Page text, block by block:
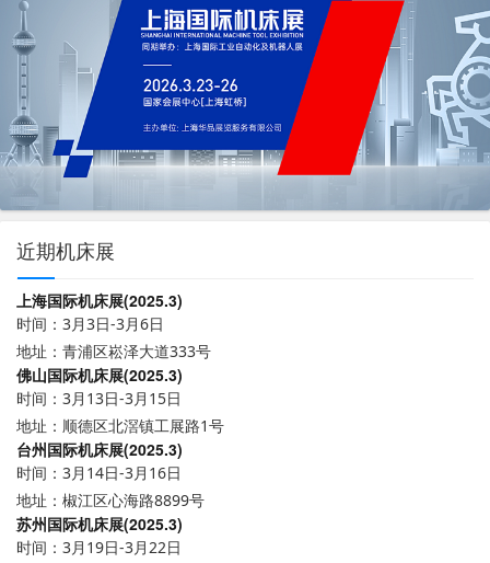
近期机床展
上海国际机床展(2025.3)
时间：3月3日-3月6日
地址：青浦区崧泽大道333号
佛山国际机床展(2025.3)
时间：3月13日-3月15日
地址：顺德区北滘镇工展路1号
台州国际机床展(2025.3)
时间：3月14日-3月16日
地址：椒江区心海路8899号
苏州国际机床展(2025.3)
时间：3月19日-3月22日